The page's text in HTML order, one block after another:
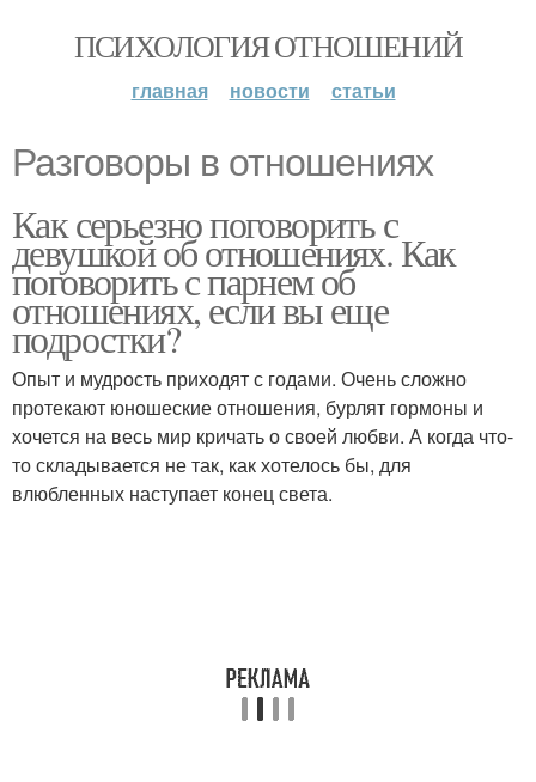
ПСИХОЛОГИЯ ОТНОШЕНИЙ
главная новости статьи
Разговоры в отношениях
Как серьезно поговорить с
девушкой об отношениях. Как
поговорить с парнем об
отношениях, если вы еще
подростки?
Опыт и мудрость приходят с годами. Очень сложно
протекают юношеские отношения, бурлят гормоны и
хочется на весь мир кричать о своей любви. А когда что-
то складывается не так, как хотелось бы, для
влюбленных наступает конец света.